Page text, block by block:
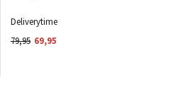
Deliverytime
79,95 69,95